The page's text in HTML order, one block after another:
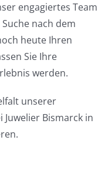
engagiertes Team
nach dem
heute Ihren
Sie Ihre
werden.
unserer
Bismarck in